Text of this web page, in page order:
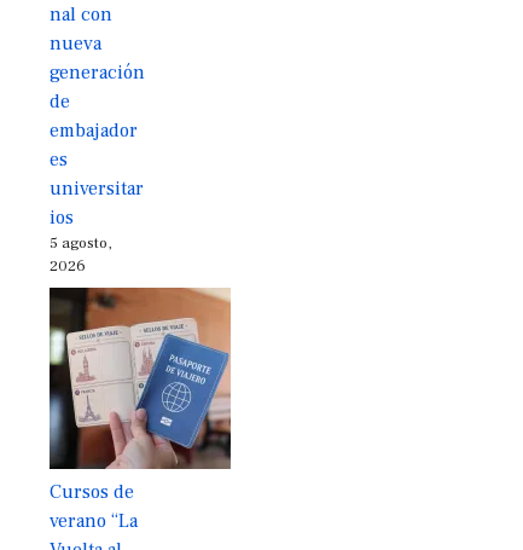
nal con
nueva
generación
de
embajador
es
universitar
ios
5 agosto,
2026
Cursos de
verano “La